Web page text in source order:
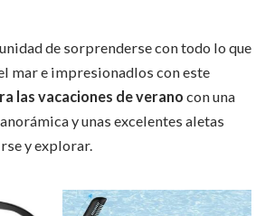
de sorprenderse con todo lo que
mar e impresionadlos con este
las vacaciones de verano con una
y unas excelentes aletas
y explorar.